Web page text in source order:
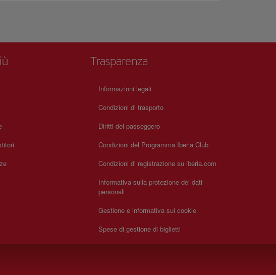
Trasparenza
Informazioni legali
Condizioni di trasporto
Diritti del passeggero
Condizioni del Programma Iberia Club
Condizioni di registrazione su iberia.com
Informativa sulla protezione dei dati
personali
Gestione e informativa sui cookie
Spese di gestione di biglietti